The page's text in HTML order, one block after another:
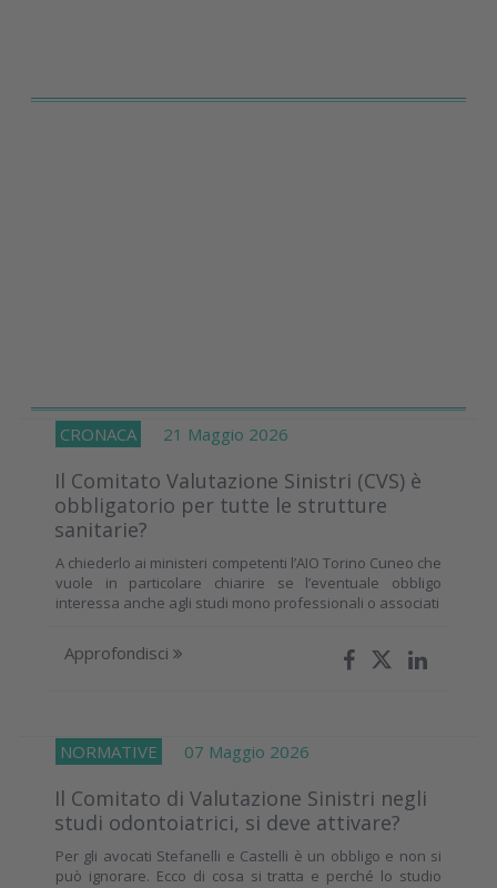
CRONACA 21 Maggio 2026
Il Comitato Valutazione Sinistri (CVS) è
obbligatorio per tutte le strutture
sanitarie?
A chiederlo ai ministeri competenti l’AIO Torino Cuneo che
vuole in particolare chiarire se l’eventuale obbligo
interessa anche agli studi mono professionali o associati
Approfondisci
NORMATIVE 07 Maggio 2026
Il Comitato di Valutazione Sinistri negli
studi odontoiatrici, si deve attivare?
Per gli avocati Stefanelli e Castelli è un obbligo e non si
può ignorare. Ecco di cosa si tratta e perché lo studio